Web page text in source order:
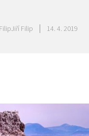
Jiří Filip 14. 4. 2019